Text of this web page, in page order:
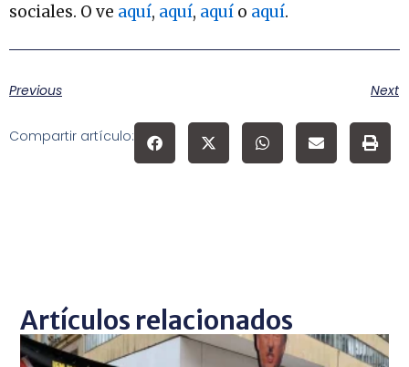
sociales. O ve aquí, aquí, aquí o aquí.
Previous Next
Compartir artículo:
Artículos relacionados